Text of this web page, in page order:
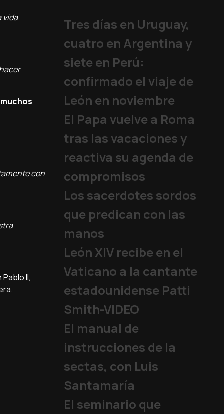
vida
con
II,
Tres días en Uruguay,
cuatro en Argentina y
siete en Perú:
confirmado el viaje de
León en noviembre
El Papa vuelve a Roma
tras las vacaciones y
reactiva su agenda de
compromisos
Los sacerdotes sordos
que predican con las
manos
León XIV recibe en el
Vaticano a la cantante
estadounidense Patti
Smith-VIDEO
El manual de
instrucciones de la
sectas, con Luis
Santamaría
El seminario que